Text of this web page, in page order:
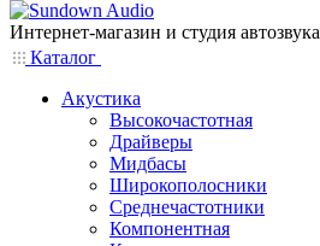
Интернет-магазин и студия автозвука
Каталог
Акустика
Высокочастотная
Драйверы
Мидбасы
Широкополосники
Среднечастотники
Компонентная